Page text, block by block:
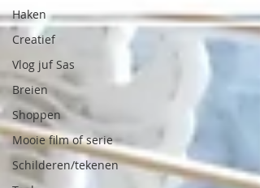
Haken
Creatief
Vlog juf Sas
Breien
Shoppen
Mooie film of serie
Schilderen/tekenen